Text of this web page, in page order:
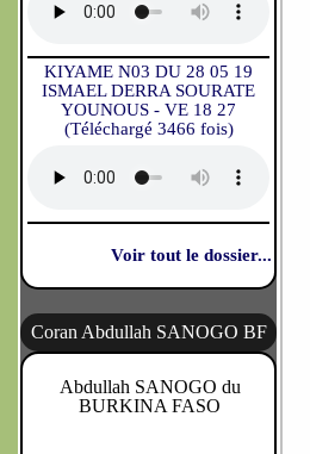
KIYAME N03 DU 28 05 19
ISMAEL DERRA SOURATE
YOUNOUS - VE 18 27
(Téléchargé 3466 fois)
Voir tout le dossier...
Coran Abdullah SANOGO BF
Abdullah SANOGO du
BURKINA FASO